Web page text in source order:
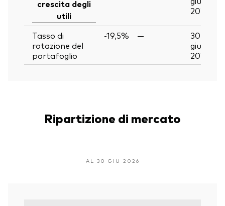
crescita degli
utili
2026
Tasso di
rotazione del
portafoglio
-19,5% —
30
giu
2026
Ripartizione di mercato
AL 30 GIU 2026